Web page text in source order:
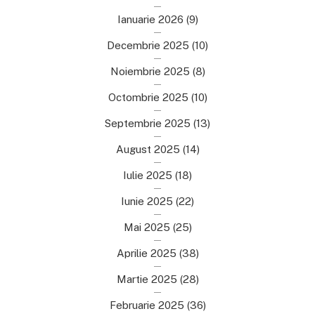
Ianuarie 2026 (9)
Decembrie 2025 (10)
Noiembrie 2025 (8)
Octombrie 2025 (10)
Septembrie 2025 (13)
August 2025 (14)
Iulie 2025 (18)
Iunie 2025 (22)
Mai 2025 (25)
Aprilie 2025 (38)
Martie 2025 (28)
Februarie 2025 (36)